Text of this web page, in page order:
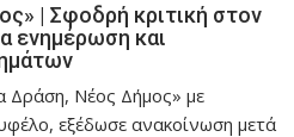
| Σφοδρή κριτική στον
ενημέρωση και
Δράση, Νέος Δήμος» με
εξέδωσε ανακοίνωση μετά